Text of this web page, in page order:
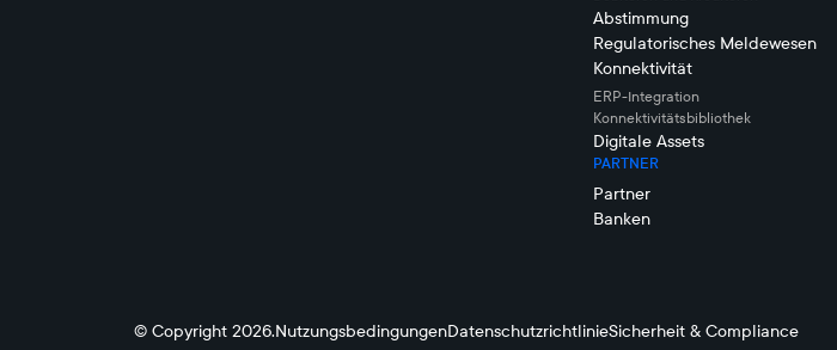
Abstimmung
Regulatorisches Meldewesen
Konnektivität
ERP-Integration
Konnektivitätsbibliothek
Digitale Assets
PARTNER
Partner
Banken
© Copyright 2026.NutzungsbedingungenDatenschutzrichtlinieSicherheit & Compliance